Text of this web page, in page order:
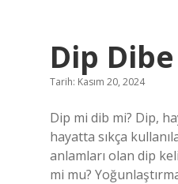
Dip
Tarih: Kasım 20, 2024
Dip mi dib mi? Dip,
hayatta sıkça
anlamları olan dip
mi mu?